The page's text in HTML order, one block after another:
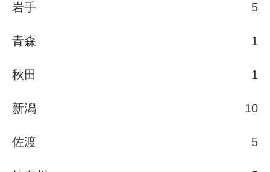
岩手 5
青森 1
秋田 1
新潟 10
佐渡 5